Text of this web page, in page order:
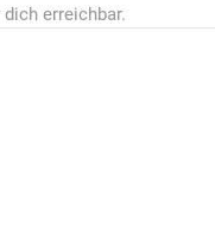
erreichbar.